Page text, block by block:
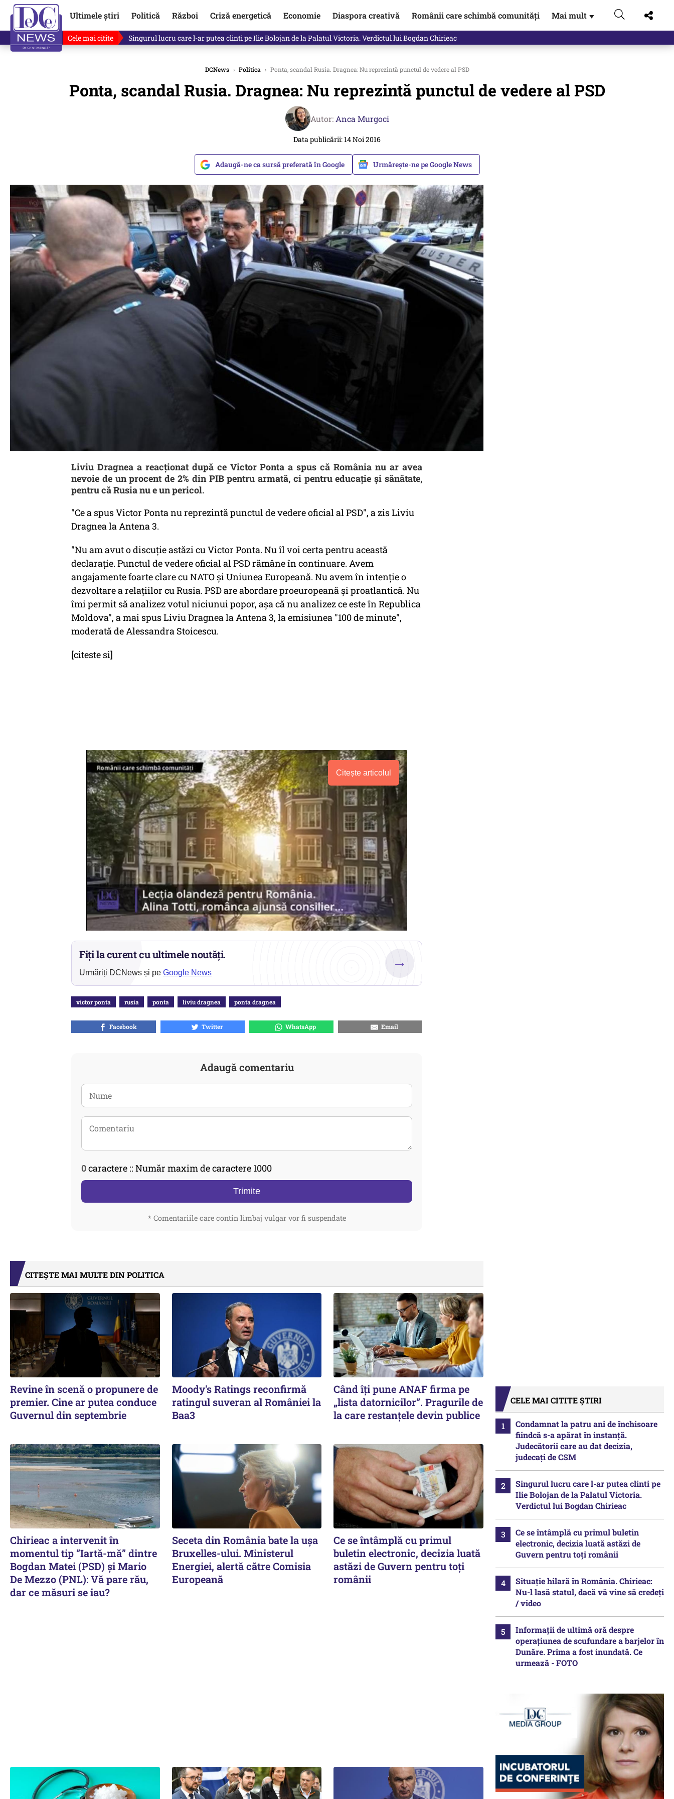
Ultimele știri Politică Război Criză energetică Economie Diaspora creativă Românii care schimbă comunități Mai mult ▼
Cele mai citite Ce se întâmplă cu primul buletin electronic, decizia luată astăzi de Guvern pentru toți românii
DCNews › Politica › Ponta, scandal Rusia. Dragnea: Nu reprezintă punctul de vedere al PSD
Ponta, scandal Rusia. Dragnea: Nu reprezintă punctul de vedere al PSD
Autor: Anca Murgoci
Data publicării: 14 Noi 2016
Adaugă-ne ca sursă preferată în Google Urmărește-ne pe Google News
Liviu Dragnea a reacționat după ce Victor Ponta a spus că România nu ar avea
nevoie de un procent de 2% din PIB pentru armată, ci pentru educație și sănătate,
pentru că Rusia nu e un pericol.
"Ce a spus Victor Ponta nu reprezintă punctul de vedere oficial al PSD", a zis Liviu
Dragnea la Antena 3.
"Nu am avut o discuție astăzi cu Victor Ponta. Nu îl voi certa pentru această
declarație. Punctul de vedere oficial al PSD rămâne în continuare. Avem
angajamente foarte clare cu NATO și Uniunea Europeană. Nu avem în intenție o
dezvoltare a relațiilor cu Rusia. PSD are abordare proeuropeană și proatlantică. Nu
îmi permit să analizez votul niciunui popor, așa că nu analizez ce este în Republica
Moldova", a mai spus Liviu Dragnea la Antena 3, la emisiunea "100 de minute",
moderată de Alessandra Stoicescu.
[citeste si]
Citește articolul
Fiți la curent cu ultimele noutăți.
Urmăriți DCNews și pe Google News
→
victor ponta rusia ponta liviu dragnea ponta dragnea
Facebook Twitter WhatsApp Email
Adaugă comentariu
0caractere :: Număr maxim de caractere 1000
Trimite
* Comentariile care contin limbaj vulgar vor fi suspendate
CITEȘTE MAI MULTE DIN POLITICA
Revine în scenă o propunere de
premier. Cine ar putea conduce
Guvernul din septembrie
Moody's Ratings reconfirmă
ratingul suveran al României la
Baa3
Când îți pune ANAF firma pe
„lista datornicilor”. Pragurile de
la care restanțele devin publice
Chirieac a intervenit în
momentul tip ”Iartă-mă” dintre
Bogdan Matei (PSD) și Mario
De Mezzo (PNL): Vă pare rău,
dar ce măsuri se iau?
Seceta din România bate la ușa
Bruxelles-ului. Ministerul
Energiei, alertă către Comisia
Europeană
Ce se întâmplă cu primul
buletin electronic, decizia luată
astăzi de Guvern pentru toți
românii
CELE MAI CITITE ȘTIRI
Condamnat la patru ani de închisoare
fiindcă s-a apărat în instanță.
Judecătorii care au dat decizia,
judecați de CSM
Singurul lucru care l-ar putea clinti pe
Ilie Bolojan de la Palatul Victoria.
Verdictul lui Bogdan Chirieac
Ce se întâmplă cu primul buletin
electronic, decizia luată astăzi de
Guvern pentru toți românii
Situație hilară în România. Chirieac:
Nu-l lasă statul, dacă vă vine să credeți
/ video
Informații de ultimă oră despre
operațiunea de scufundare a barjelor în
Dunăre. Prima a fost inundată. Ce
urmează - FOTO